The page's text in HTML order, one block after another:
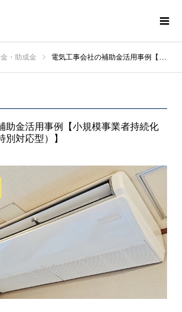
・助成金 電気工事会社の補助金活用事例【小規模事業者持続化補助金（コロナ特別対応型）】
助金活用事例【小規模事業者持続化
別対応型）】